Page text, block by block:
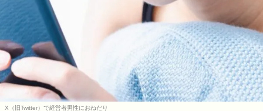
X（旧Twitter）で経営者男性におねだり